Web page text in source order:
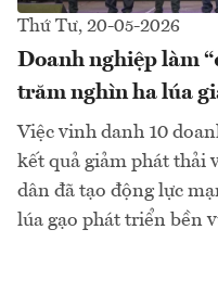
Thứ Tư, 20-05-2026
Doanh nghiệp làm
trăm nghìn ha lúa
Việc vinh danh 10
kết quả giảm phát thải
dân đã tạo động lực
lúa gạo phát triển bền